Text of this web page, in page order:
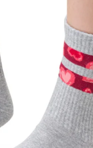
Antypoślizgowe
Jednokolorowe
Wzorowane
OPAKOWANIA